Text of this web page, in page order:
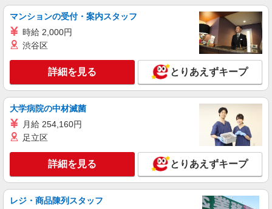
給：200,000円〜220,000円 ・資格手当：10,000〜
30,000円 ・役職手当：10,000〜70,000円 ・処遇改
善手当：20,000〜60,000円（勤続年数、保有資格
により変動） ・固定残業手当：20,000円（10時
間） ※固定残業時間を超過する場合には超過勤務
手当として別途支給 ・夜勤手当：10,000円/1回
（上記給与とは別に支給） 下記資格をお持ちの方
歓迎 ・認知症介護基礎研修 ・初任者研修 ・実務
者研修 ・介護福祉士 など
千葉県流山市
詳細を見る
株式会社kotrio /●CB-H-1899936
＜流山おおたかの森＞デイサービスSTAFF＊
16時退社もOK！子育て世代活躍中
時給1500円〜2250円 ＜日払い有/週払い有/交
流山市内 流山おおたかの森西など
キープ 詳細を見る
マンションの受付・案内スタッフ
時給 2,000円
渋谷区
詳細を見る とりあえずキープ
大学病院の中材滅菌
月給 254,160円
足立区
詳細を見る とりあえずキープ
レジ・商品陳列スタッフ